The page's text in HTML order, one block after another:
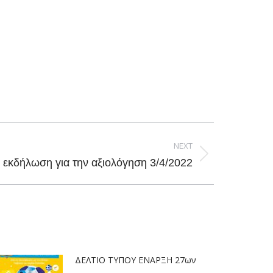
NEXT
εκδήλωση για την αξιολόγηση 3/4/2022
ΔΕΛΤΙΟ ΤΥΠΟΥ ΕΝΑΡΞΗ 27ων